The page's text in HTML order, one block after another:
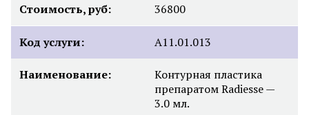
Стоимость, руб: 36800
Код услуги: А11.01.013
Наименование:
Контурная пластика
препаратом Radiesse —
3.0 мл.